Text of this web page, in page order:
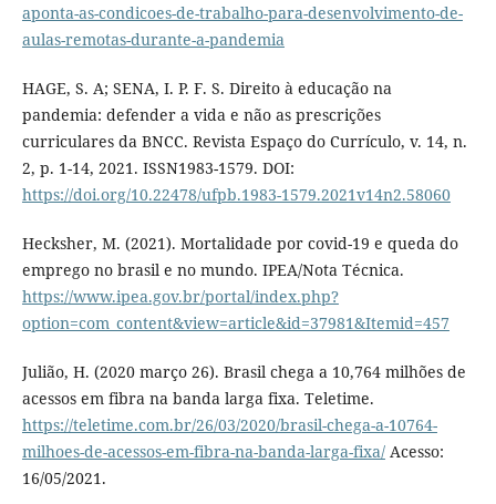
aponta-as-condicoes-de-trabalho-para-desenvolvimento-de-
aulas-remotas-durante-a-pandemia
HAGE, S. A; SENA, I. P. F. S. Direito à educação na
pandemia: defender a vida e não as prescrições
curriculares da BNCC. Revista Espaço do Currículo, v. 14, n.
2, p. 1-14, 2021. ISSN1983-1579. DOI:
https://doi.org/10.22478/ufpb.1983-1579.2021v14n2.58060
Hecksher, M. (2021). Mortalidade por covid-19 e queda do
emprego no brasil e no mundo. IPEA/Nota Técnica.
https://www.ipea.gov.br/portal/index.php?
option=com_content&view=article&id=37981&Itemid=457
Julião, H. (2020 março 26). Brasil chega a 10,764 milhões de
acessos em fibra na banda larga fixa. Teletime.
https://teletime.com.br/26/03/2020/brasil-chega-a-10764-
milhoes-de-acessos-em-fibra-na-banda-larga-fixa/Acesso:
16/05/2021.